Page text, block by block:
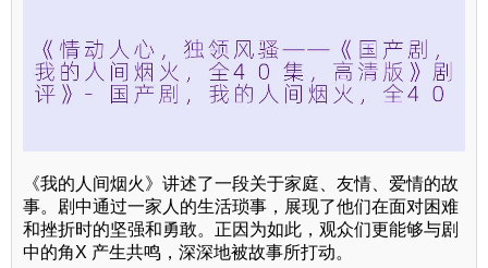
《我的人间烟火》讲述了一段关于家庭、友情、爱情的故
事。剧中通过一家人的生活琐事，展现了他们在面对困难
和挫折时的坚强和勇敢。正因为如此，观众们更能够与剧
中的角X 产生共鸣，深深地被故事所打动。